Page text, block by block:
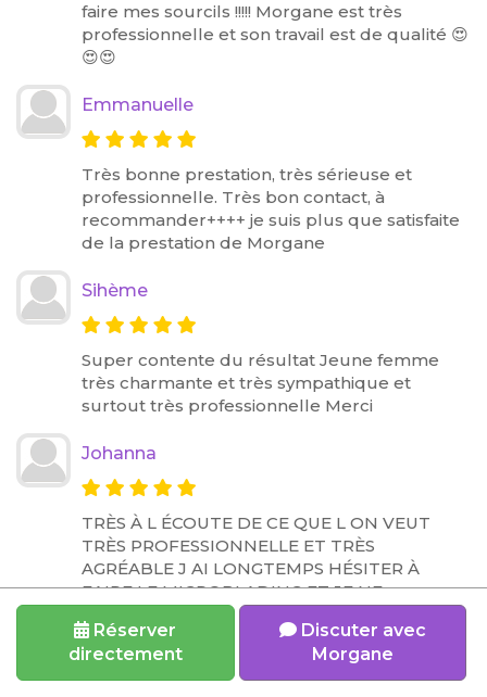
Réserver
directement
Discuter avec
Morgane
faire mes sourcils !!!!! Morgane est très
professionnelle et son travail est de qualité 😍
😍😍
Emmanuelle
Très bonne prestation, très sérieuse et
professionnelle. Très bon contact, à
recommander++++ je suis plus que satisfaite
de la prestation de Morgane
Sihème
Super contente du résultat Jeune femme
très charmante et très sympathique et
surtout très professionnelle Merci
Johanna
TRÈS À L ÉCOUTE DE CE QUE L ON VEUT
TRÈS PROFESSIONNELLE ET TRÈS
AGRÉABLE J AI LONGTEMPS HÉSITER À
FAIRE LE MICROBLADING ET JE NE
REGRETTE PAS DU TOUT RAVIE DU
RÉSULTAT MERCI 😊
Marlene